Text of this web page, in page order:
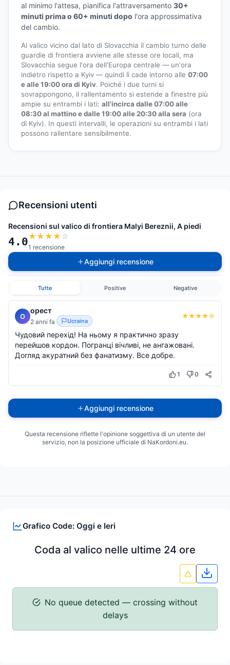
al minimo l'attesa, pianifica l'attraversamento 30+
minuti prima o 60+ minuti dopo l'ora approssimativa
del cambio.
Al valico vicino dal lato di Slovacchia il cambio turno delle
guardie di frontiera avviene alle stesse ore locali, ma
Slovacchia segue l'ora dell'Europa centrale — un'ora
indietro rispetto a Kyiv — quindi lì cade intorno alle 07:00
e alle 19:00 ora di Kyiv. Poiché i due turni si
sovrappongono, il rallentamento si estende a finestre più
ampie su entrambi i lati: all'incirca dalle 07:00 alle
08:30 al mattino e dalle 19:00 alle 20:30 alla sera (ora
di Kyiv). In questi intervalli, le operazioni su entrambi i lati
possono rallentare sensibilmente.
Grafico Code: Oggi e Ieri
Coda al valico nelle ultime 24 ore
No queue detected — crossing without
delays
Recensioni utenti
Recensioni sul valico di frontiera Malyi Bereznii, A piedi
4.0★★★★ ☆
1 recensione
Aggiungi recensione
Tutte Positive Negative
О
орест
2 anni fa Ucraina
★★★★☆
Чудовий перехід! На ньому я практично зразу
перейшов кордон. Погранці вічливі, не ангажовані.
Догляд акуратний без фанатизму. Все добре.
1 0
Aggiungi recensione
Questa recensione riflette l'opinione soggettiva di un utente del
servizio, non la posizione ufficiale di NaKordoni.eu.